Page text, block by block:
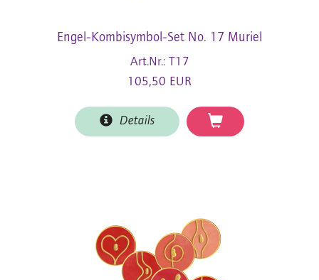
Engel-Kombisymbol-Set No. 17 Muriel
Art.Nr.: T17
105,50 EUR
Details